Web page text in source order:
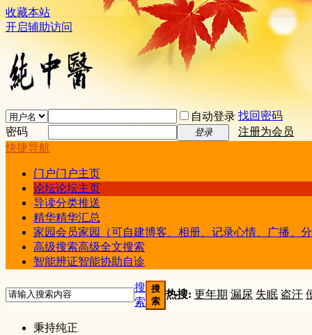
收藏本站
开启辅助访问
自动登录 找回密码
密码
登录
注册为会员
快捷导航
门户门户主页
论坛论坛主页
导读分类推送
精华精华汇总
家园会员家园（可自建博客、相册、记录心情、广播、
高级搜索高级全文搜索
智能辨证智能协助自诊
搜
索
搜
索
热搜: 更年期 漏尿 失眠 盗汗
秉持纯正